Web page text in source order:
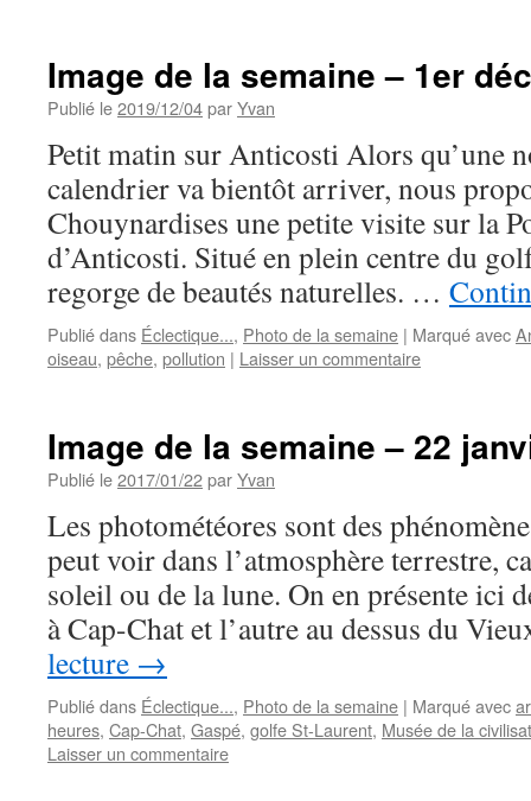
Image de la semaine – 1er
Publié le2019/12/04parYvan
Petit matin sur Anticosti Alors qu’une
calendrier va bientôt arriver, nous
Chouynardises une petite visite sur la
d’Anticosti. Situé en plein centre du
regorge de beautés naturelles. …
Publié dans Éclectique..., Photo de la semaine | Marqué avec
oiseau, pêche, pollution | Laisser un commentaire
Image de la semaine – 22
Publié le2017/01/22parYvan
Les photométéores sont des
peut voir dans l’atmosphère terrestre,
soleil ou de la lune. On en présente ici
à Cap-Chat et l’autre au dessus du
lecture →
Publié dans Éclectique..., Photo de la semaine | Marqué avec
heures, Cap-Chat, Gaspé, golfe St-Laurent, Musée de la
Laisser un commentaire